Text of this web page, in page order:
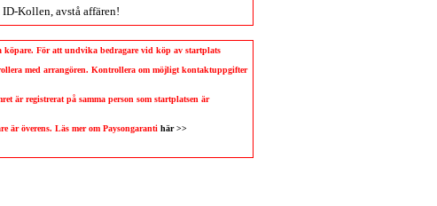
ID-Kollen , avstå affären!
För att undvika bedragare vid köp av startplats
med arrangören. Kontrollera om möjligt kontaktuppgifter
är registrerat på samma person som startplatsen är
är överens. Läs mer om Paysongaranti här >>